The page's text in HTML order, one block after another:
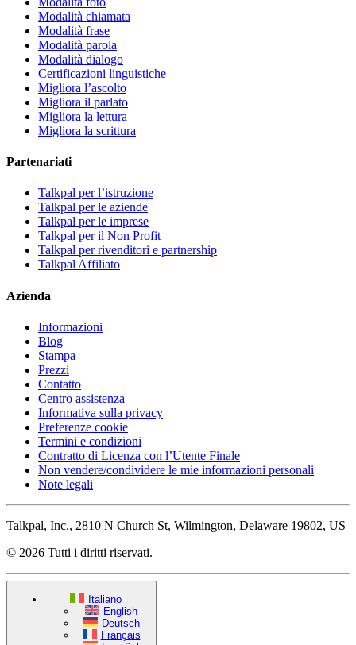
Modalità chiamata
Modalità frase
Modalità parola
Modalità dialogo
Certificazioni linguistiche
Migliora l’ascolto
Migliora il parlato
Migliora la lettura
Migliora la scrittura
Partenariati
Talkpal per l’istruzione
Talkpal per le aziende
Talkpal per le imprese
Talkpal per il Non Profit
Talkpal per rivenditori e partnership
Talkpal Affiliato
Azienda
Informazioni
Blog
Stampa
Prezzi
Contatto
Centro assistenza
Informativa sulla privacy
Preferenze cookie
Termini e condizioni
Contratto di Licenza con l’Utente Finale
Non vendere/condividere le mie informazioni personali
Note legali
Talkpal, Inc., 2810 N Church St, Wilmington, Delaware 19802, US
© 2026 Tutti i diritti riservati.
Italiano
English
Deutsch
Français